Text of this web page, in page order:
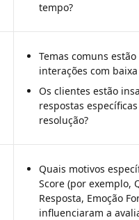
tempo?
Temas comuns
interações com
Os clientes estão
respostas
resolução?
Quais motivos
Score (por exemplo,
Resposta, Emoção
influenciaram a